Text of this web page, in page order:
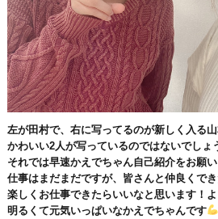
左が田村で、右に写ってるのが新しく入る
かわいい2人が写っているのではないでしょ
それでは早速かえでちゃん自己紹介をお願い
仕事はまだまだですが、皆さんと仲良くで
楽しくお仕事できたらいいなと思います！
明るくて元気いっぱいなかえでちゃんです